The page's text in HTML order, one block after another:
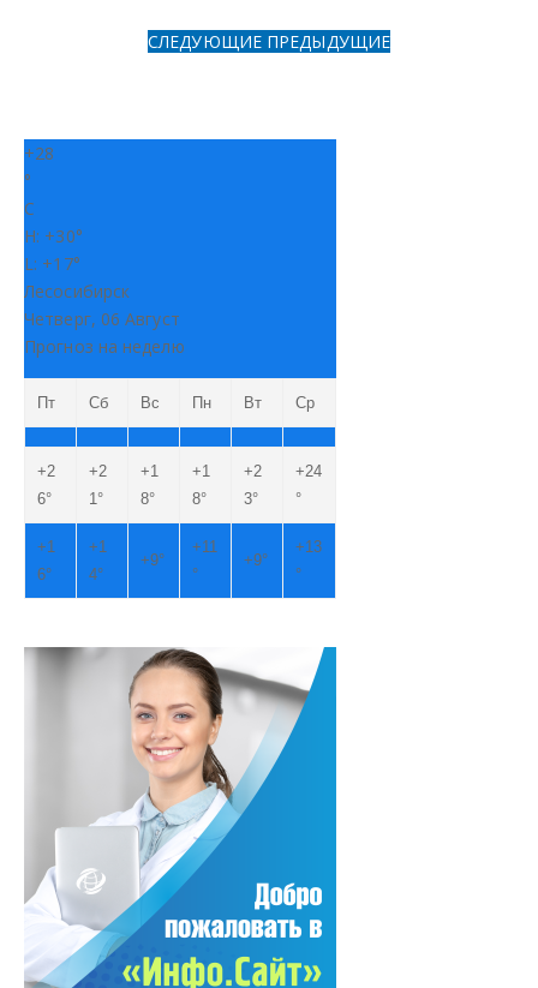
СЛЕДУЮЩИЕ ПРЕДЫДУЩИЕ
+28
°
C
H: +30°
L: +17°
Лесосибирск
Четверг, 06 Август
Прогноз на неделю
Пт Сб Вс Пн Вт Ср
+2
6°
+2
1°
+1
8°
+1
8°
+2
3°
+24
°
+1
6°
+1
4°
+9°
+11
°
+9°
+13
°